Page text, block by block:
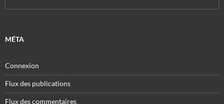
MÉTA
Connexion
Flux des publications
Flux des commentaires